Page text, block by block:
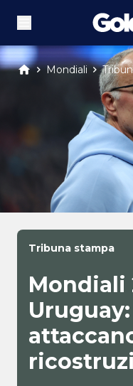
Mondiali
Tribuna stampa
Mondiali